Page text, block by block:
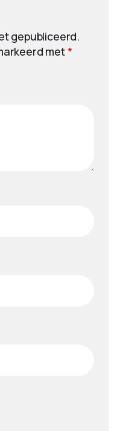
gepubliceerd.
met*